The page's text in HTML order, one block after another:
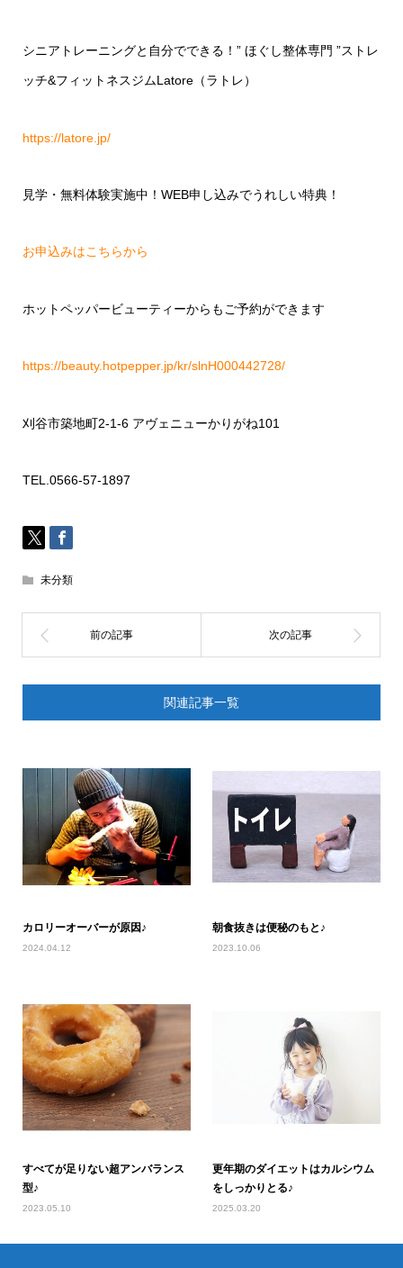
シニアトレーニングと自分でできる！ ” ほぐし整体専門 ”ストレ
ッチ&フィットネスジムLatore（ラトレ）
https://latore.jp/
見学・無料体験実施中！ WEB申し込みでうれしい特典！
お申込みはこちらから
ホットペッパービューティーからもご予約ができます
https://beauty.hotpepper.jp/kr/slnH000442728/
刈谷市築地町2-1-6 アヴェニューかりがね101
TEL.0566-57-1897
未分類
関連記事一覧
カロリーオーバーが原因♪
2024.04.12
朝食抜きは便秘のもと♪
2023.10.06
すべてが足りない超アンバランス
型♪
2023.05.10
更年期のダイエットはカルシウム
をしっかりとる♪
2025.03.20